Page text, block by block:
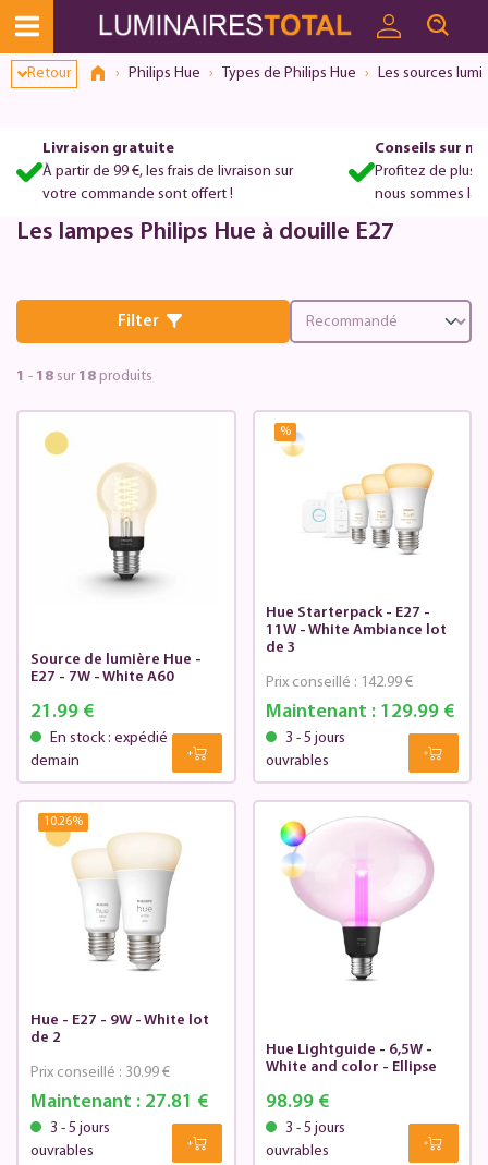
Retour Philips Hue Types de Philips Hue Les sources
Livraison gratuite
À partir de 99 €, les frais de livraison sur
votre commande sont offert !
Conseils sur
Profitez de plus
nous sommes là
Les lampes Philips Hue à douille E27
Filter
1 - 18 sur 18 produits
Source de lumière Hue -
E27 - 7W - White A60
21.99 €
En stock : expédié
demain
%
Hue Starterpack - E27 -
11W - White Ambiance lot
de 3
Maintenant : 129.99 €
Prix conseillé : 142.99 €
3 - 5 jours
ouvrables
10.26%
Hue - E27 - 9W - White lot
de 2
Maintenant :27.81 €
Prix conseillé : 30.99 €
3 - 5 jours
ouvrables
Hue Lightguide - 6,5W -
White and color - Ellipse
98.99 €
3 - 5 jours
ouvrables